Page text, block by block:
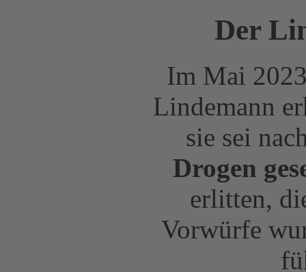
Der
Im Mai
Lindemann
sie sei
Drogen
erlitten,
Vorwürfe